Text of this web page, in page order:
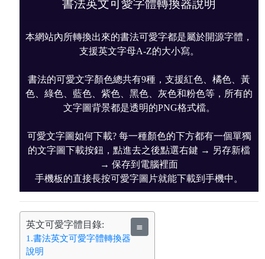
書法英文可愛字體轉換器說明
本網站內所轉換出來的書法可愛字都是屬於開源字體，
支援英文字母A-Z的大小寫。
書法的可愛文字顏色總共有9種，支援紅色、橘色、黃
色、綠色、藍色、紫色、黑色、灰色和粉色等，所有的
文字圖背景都是透明的PNG格式檔。
可愛文字圖如何下載? 每一種顏色的下方都有一個單獨
的文字圖下載按鈕，點進去之後點選右鍵 → 另存新檔
→ 保存到電腦裡面
手機板的直接長按可愛字圖片就能下載到手機中。
英文可愛字體目錄: ≣
1.書法英文可愛字體轉換器
說明